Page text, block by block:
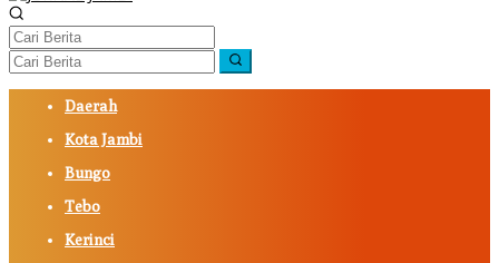
Daerah
Kota Jambi
Bungo
Tebo
Kerinci